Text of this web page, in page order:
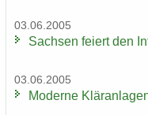
03.06.2005
Sach­sen fei­ert den
03.06.2005
Mo­der­ne